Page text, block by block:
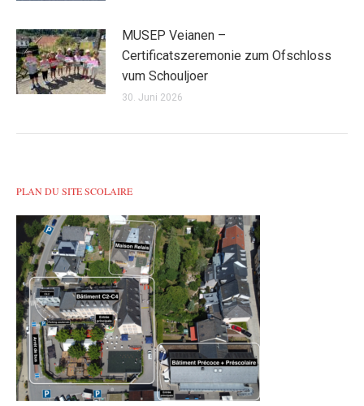
MUSEP Veianen –
Certificatszeremonie zum Ofschloss
vum Schouljoer
30. Juni 2026
PLAN DU SITE SCOLAIRE